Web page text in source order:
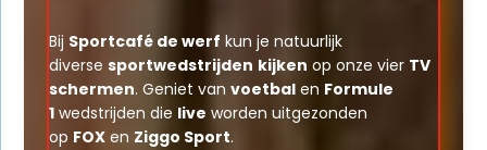
Bij Sportcafé de werf kun je natuurlijk
diverse sportwedstrijden kijken op onze vier TV
schermen. Geniet van voetbalen Formule
1wedstrijden die live worden uitgezonden
op FOXen Ziggo Sport.